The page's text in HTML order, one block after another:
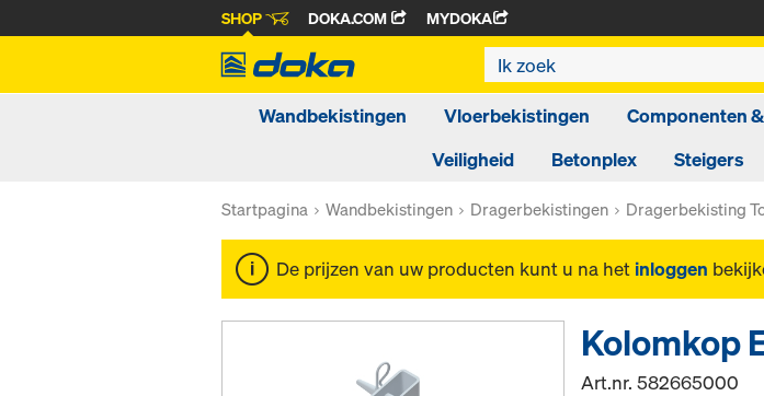
SHOP DOKA.COM MYDOKA
Wandbekistingen Vloerbekistingen
Componenten
Veiligheid
Betonplex Steigers
Startpagina Wandbekistingen Dragerbekistingen Dragerbekisting
De prijzen van uw producten kunt u na het inloggen
Kolomkop
Art.nr.582665000